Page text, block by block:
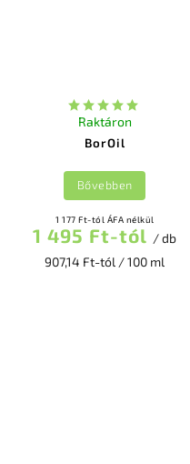
BorOil
Raktáron
1 177 Ft-tól ÁFA nélkül
1 495 Ft-tól / db
907,14 Ft-tól / 100 ml
Bővebben